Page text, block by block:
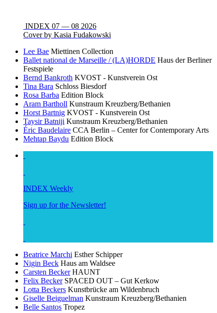
INDEX 07 — 08 2026
Cover by Kasia Fudakowski
Lee Bae Miettinen Collection
Ballet national de Marseille / (LA)HORDE Haus der Berliner
Festspiele
Bernd Bankroth KVOST - Kunstverein Ost
Tina Bara Schloss Biesdorf
Rosa Barba Edition Block
Aram Bartholl Kunstraum Kreuzberg/Bethanien
Horst Bartnig KVOST - Kunstverein Ost
Taysir Batniji Kunstraum Kreuzberg/Bethanien
Éric Baudelaire CCA Berlin – Center for Contemporary Arts
Mehtap Baydu Edition Block
INDEX Weekly
Sign up for the Newsletter!
Beatrice Marchi Esther Schipper
Nigin Beck Haus am Waldsee
Carsten Becker HAUNT
Felix Becker SPACED OUT – Gut Kerkow
Lotta Beckers Kunstbrücke am Wildenbruch
Giselle Beiguelman Kunstraum Kreuzberg/Bethanien
Belle Santos Tropez